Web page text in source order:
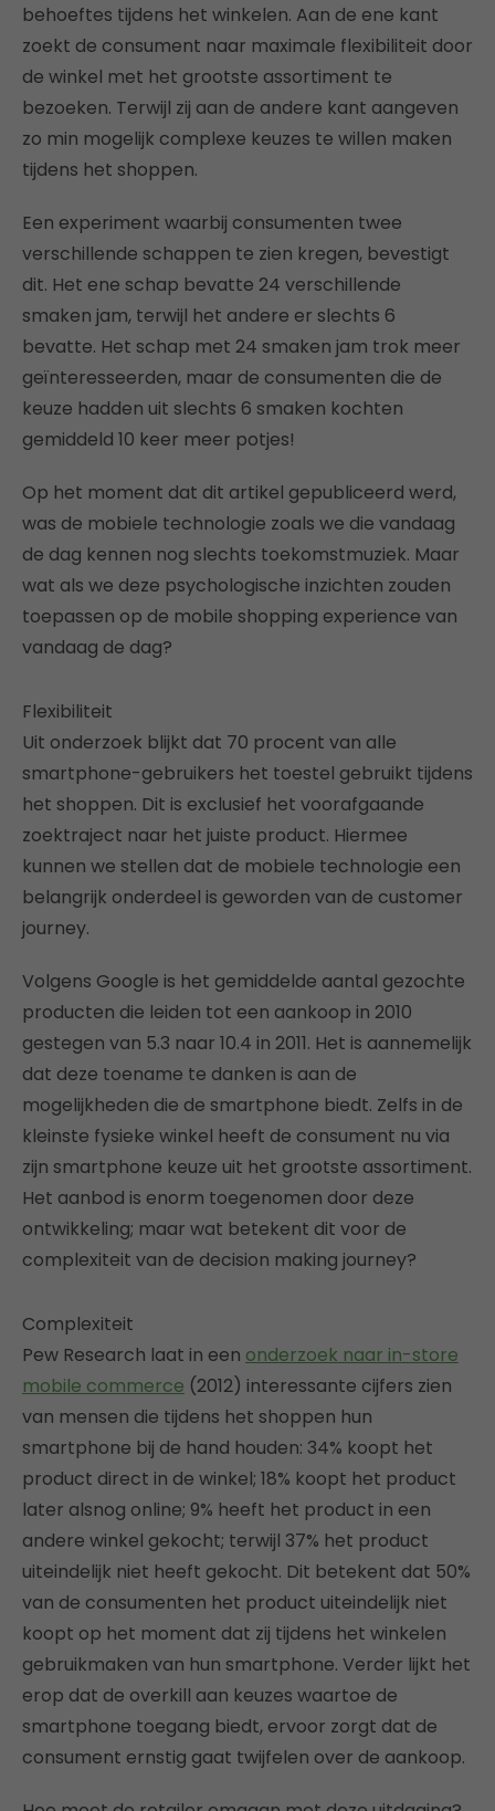
behoeftes tijdens het winkelen. Aan de ene kant
zoekt de consument naar maximale flexibiliteit door
de winkel met het grootste assortiment te
bezoeken. Terwijl zij aan de andere kant aangeven
zo min mogelijk complexe keuzes te willen maken
tijdens het shoppen.
Een experiment waarbij consumenten twee
verschillende schappen te zien kregen, bevestigt
dit. Het ene schap bevatte 24 verschillende
smaken jam, terwijl het andere er slechts 6
bevatte. Het schap met 24 smaken jam trok meer
geïnteresseerden, maar de consumenten die de
keuze hadden uit slechts 6 smaken kochten
gemiddeld 10 keer meer potjes!
Op het moment dat dit artikel gepubliceerd werd,
was de mobiele technologie zoals we die vandaag
de dag kennen nog slechts toekomstmuziek. Maar
wat als we deze psychologische inzichten zouden
toepassen op de mobile shopping experience van
vandaag de dag?
Flexibiliteit
Uit onderzoek blijkt dat 70 procent van alle
smartphone-gebruikers het toestel gebruikt tijdens
het shoppen. Dit is exclusief het voorafgaande
zoektraject naar het juiste product. Hiermee
kunnen we stellen dat de mobiele technologie een
belangrijk onderdeel is geworden van de customer
journey.
Volgens Google is het gemiddelde aantal gezochte
producten die leiden tot een aankoop in 2010
gestegen van 5.3 naar 10.4 in 2011. Het is aannemelijk
dat deze toename te danken is aan de
mogelijkheden die de smartphone biedt. Zelfs in de
kleinste fysieke winkel heeft de consument nu via
zijn smartphone keuze uit het grootste assortiment.
Het aanbod is enorm toegenomen door deze
ontwikkeling; maar wat betekent dit voor de
complexiteit van de decision making journey?
Complexiteit
Pew Research laat in een onderzoek naar in-store
mobile commerce (2012) interessante cijfers zien
van mensen die tijdens het shoppen hun
smartphone bij de hand houden: 34% koopt het
product direct in de winkel; 18% koopt het product
later alsnog online; 9% heeft het product in een
andere winkel gekocht; terwijl 37% het product
uiteindelijk niet heeft gekocht. Dit betekent dat 50%
van de consumenten het product uiteindelijk niet
koopt op het moment dat zij tijdens het winkelen
gebruikmaken van hun smartphone. Verder lijkt het
erop dat de overkill aan keuzes waartoe de
smartphone toegang biedt, ervoor zorgt dat de
consument ernstig gaat twijfelen over de aankoop.